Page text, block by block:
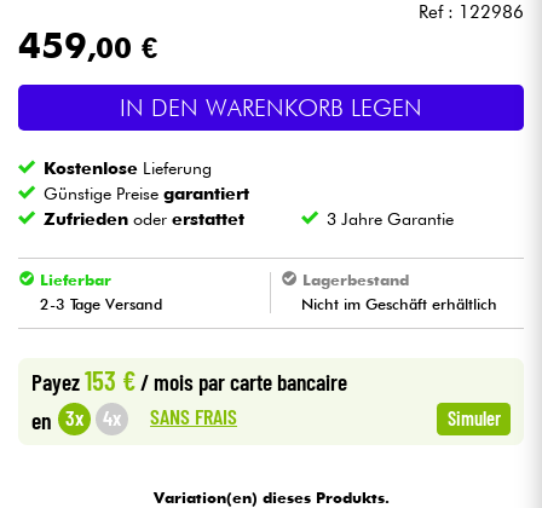
Licht
Blasinstrumente
Violinen & Quartett
Kabel & Zubehöre
Ref : 122986
459,00 €
IN DEN WARENKORB LEGEN
Kostenlose Lieferung
Günstige Preisegarantiert
Zufrieden odererstattet 3 Jahre Garantie
Lieferbar
2-3 Tage Versand
Lagerbestand
Nicht im Geschäft erhältlich
Payez153 €/ mois par carte bancaire
en 3x 4x SANS FRAIS Simuler
Variation(en) dieses Produkts.